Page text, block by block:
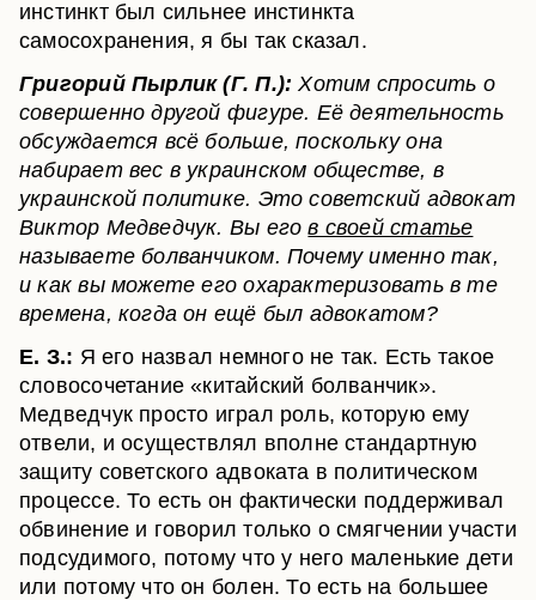
инстинкт был сильнее инстинкта
самосохранения, я бы так сказал.
Григорий Пырлик (Г. П.):Хотим спросить о
совершенно другой фигуре. Её деятельность
обсуждается всё больше, поскольку она
набирает вес в украинском обществе, в
украинской политике. Это советский адвокат
Виктор Медведчук. Вы егов своей статье
называете болванчиком. Почему именно так,
и как вы можете его охарактеризовать в те
времена, когда он ещё был адвокатом?
Е. З.: Я его назвал немного не так. Есть такое
словосочетание «китайский болванчик».
Медведчук просто играл роль, которую ему
отвели, и осуществлял вполне стандартную
защиту советского адвоката в политическом
процессе. То есть он фактически поддерживал
обвинение и говорил только о смягчении участи
подсудимого, потому что у него маленькие дети
или потому что он болен. То есть на большее